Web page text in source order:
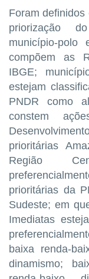
Foram
priorização
município-
compõem as
IBGE;
estejam
PNDR como
constem
prioritárias
Região
prioritárias da
Sudeste; em
Imediatas
baixa renda-
dinamismo;